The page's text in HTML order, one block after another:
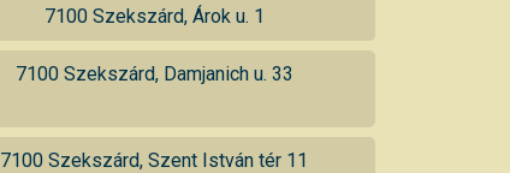
7100 Szekszárd, Árok u. 1
7100 Szekszárd, Damjanich u. 33
7100 Szekszárd, Szent István tér 11